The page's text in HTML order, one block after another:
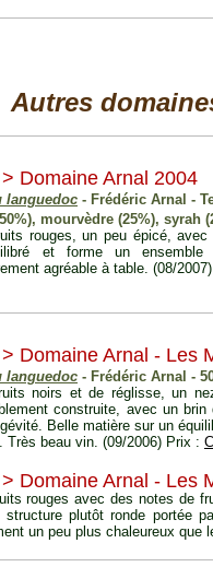
Autres
> Domaine Arnal 2004
languedoc - Frédéric Arnal -
mourvèdre (25%), syrah
rouges, un peu épicé,
et forme un
agréable à table. (08/2007)
> Domaine Arnal - Les
languedoc - Frédéric Arnal -
noirs et de réglisse, un
construite, avec un
Belle matière sur un
Très beau vin. (09/2006) Prix :
> Domaine Arnal - Les
rouges avec des notes de
structure plutôt ronde portée
un peu plus chaleureux que